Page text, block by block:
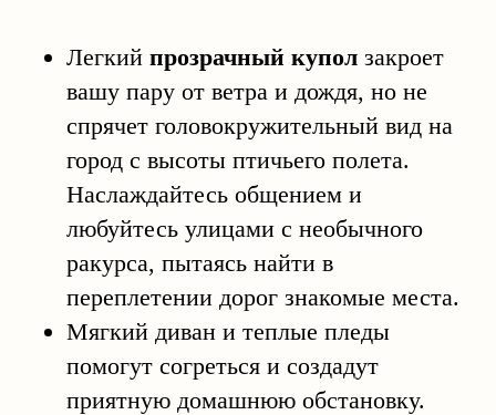
Легкий прозрачный купол закроет
вашу пару от ветра и дождя, но не
спрячет головокружительный вид на
город с высоты птичьего полета.
Наслаждайтесь общением и
любуйтесь улицами с необычного
ракурса, пытаясь найти в
переплетении дорог знакомые места.
Мягкий диван и теплые пледы
помогут согреться и создадут
приятную домашнюю обстановку.